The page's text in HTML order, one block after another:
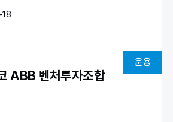
18
운용
ABB 벤처투자조합